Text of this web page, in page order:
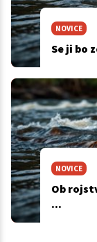
NOVICE
Se ji bo
NOVICE
Ob
...